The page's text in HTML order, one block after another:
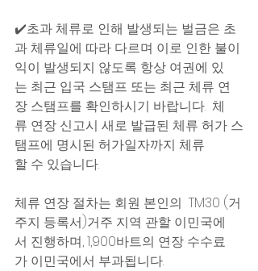
✔️초과 체류로 인해 발생되는 벌금은 초
과 체류일에 따라 다르며 이로 인한 불이
익이 발생되지 않도록 항상 여권에 있
는 최근 입국 스탬프 또는 최근 체류 연
장 스탬프를 확인하시기 바랍니다.  체
류 연장 신고시 새로 발급된 체류 허가 스
탬프에 명시된 허가일자까지 체류
할 수 있습니다.
체류 연장 절차는 회원 본인의  TM30 (거
주지 등록서)거주 지역 관할 이민국에
서 진행하며, 1,900바트의 연장 수수료
가 이민국에서 부과됩니다.